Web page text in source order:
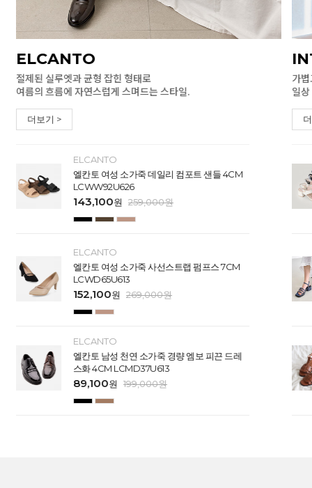
ELCANTO
절제된 실루엣과 균형 잡힌 형태로
여름의 흐름에 자연스럽게 스며드는 스타일.
더보기 >
ELCANTO
엘칸토 여성 소가죽 데일리 컴포트 샌들 4CM
LCWW92U626
143,100원 259,000원
ELCANTO
엘칸토 여성 소가죽 사선스트랩 펌프스 7CM
LCWD65U613
152,100원 269,000원
ELCANTO
엘칸토 남성 천연 소가죽 경량 엠보 피끈 드레
스화 4CM LCMD37U613
89,100원 199,000원
가
일